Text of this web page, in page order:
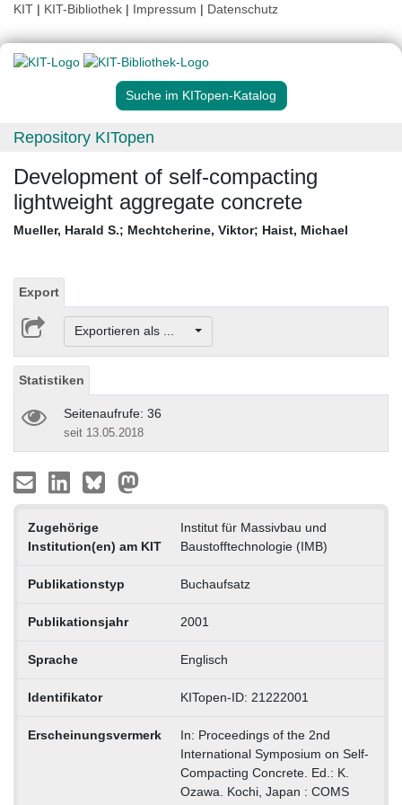
KIT | KIT-Bibliothek | Impressum | Datenschutz
Suche im KITopen-Katalog
Repository KITopen
Development of self-compacting
lightweight aggregate concrete
Mueller, Harald S.; Mechtcherine, Viktor; Haist, Michael
Export
Exportieren als ...
Statistiken
Seitenaufrufe: 36
seit 13.05.2018
Zugehörige
Institution(en) am KIT
Institut für Massivbau und
Baustofftechnologie (IMB)
Publikationstyp Buchaufsatz
Publikationsjahr 2001
Sprache Englisch
Identifikator KITopen-ID: 21222001
Erscheinungsvermerk
In: Proceedings of the 2nd
International Symposium on Self-
Compacting Concrete. Ed.: K.
Ozawa. Kochi, Japan : COMS